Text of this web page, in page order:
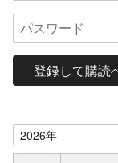
登録して購読